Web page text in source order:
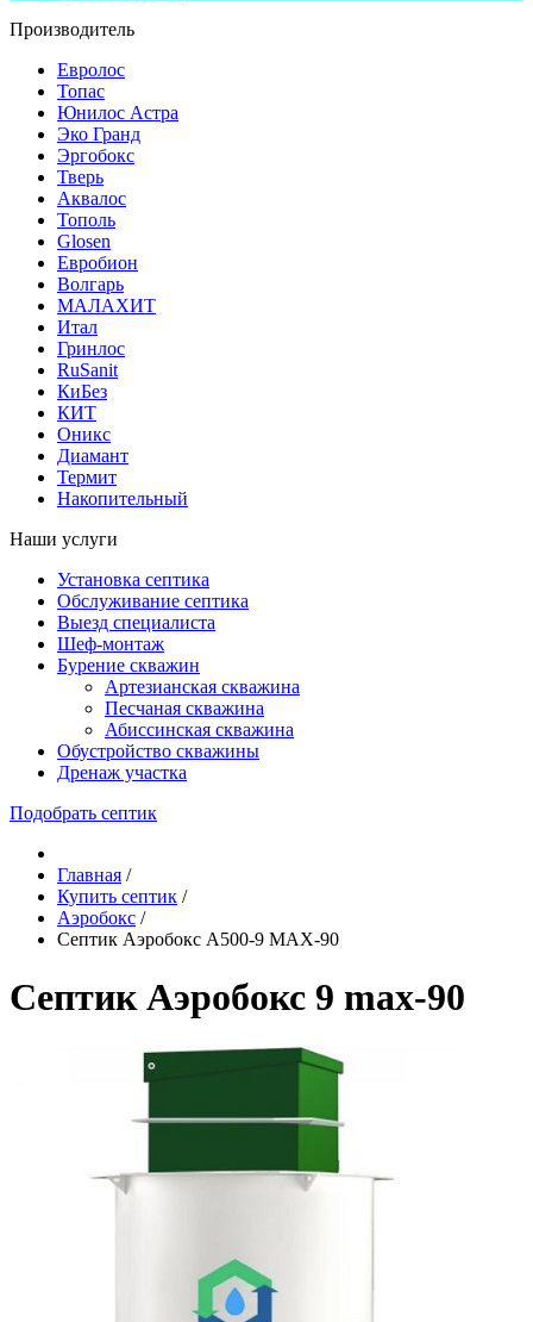
Производитель
Евролос
Топас
Юнилос Астра
Эко Гранд
Эргобокс
Тверь
Аквалос
Тополь
Glosen
Евробион
Волгарь
МАЛАХИТ
Итал
Гринлос
RuSanit
КиБез
КИТ
Оникс
Диамант
Термит
Накопительный
Наши услуги
Установка септика
Обслуживание септика
Выезд специалиста
Шеф-монтаж
Бурение скважин
Артезианская скважина
Песчаная скважина
Абиссинская скважина
Обустройство скважины
Дренаж участка
Подобрать септик
Главная /
Купить септик /
Аэробокс /
Септик Аэробокс А500-9 MAX-90
Септик Аэробокс 9 max-90